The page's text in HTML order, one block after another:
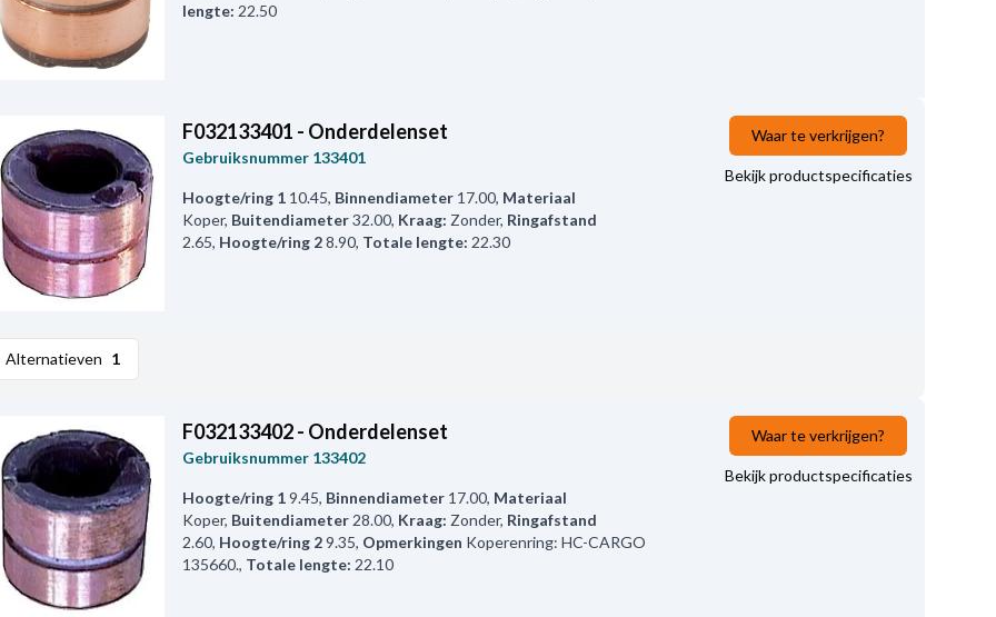
lengte: 22.50
F032133401 - Onderdelenset
Gebruiksnummer 133401
Hoogte/ring 1 10.45, Binnendiameter 17.00, Materiaal
Koper, Buitendiameter32.00, Kraag: Zonder, Ringafstand
2.65, Hoogte/ring 28.90, Totale lengte: 22.30
Waar te verkrijgen?
Bekijk productspecificaties
Alternatieven 1
F032133402 - Onderdelenset
Gebruiksnummer 133402
Hoogte/ring 19.45, Binnendiameter 17.00, Materiaal
Koper, Buitendiameter 28.00, Kraag: Zonder, Ringafstand
2.60, Hoogte/ring 29.35, Opmerkingen Koperenring: HC-CARGO
135660., Totale lengte: 22.10
Waar te verkrijgen?
Bekijk productspecificaties